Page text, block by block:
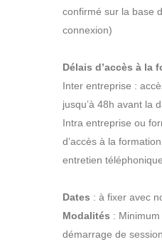
confirmé sur la base
connexion)
Délais d’accès à la
Inter entreprise :
jusqu’à 48h avant la
Intra entreprise ou
d’accès à la
entretien
Dates : à fixer avec
Modalités :
démarrage de session